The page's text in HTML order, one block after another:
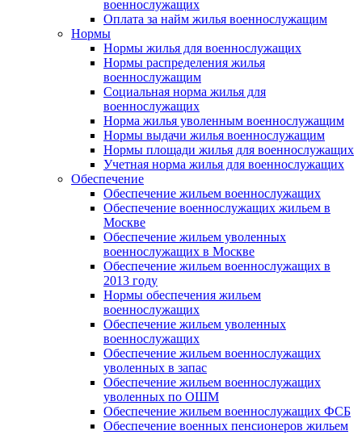
военнослужащих
Оплата за найм жилья военнослужащим
Нормы
Нормы жилья для военнослужащих
Нормы распределения жилья
военнослужащим
Социальная норма жилья для
военнослужащих
Норма жилья уволенным военнослужащим
Нормы выдачи жилья военнослужащим
Нормы площади жилья для военнослужащих
Учетная норма жилья для военнослужащих
Обеспечение
Обеспечение жильем военнослужащих
Обеспечение военнослужащих жильем в
Москве
Обеспечение жильем уволенных
военнослужащих в Москве
Обеспечение жильем военнослужащих в
2013 году
Нормы обеспечения жильем
военнослужащих
Обеспечение жильем уволенных
военнослужащих
Обеспечение жильем военнослужащих
уволенных в запас
Обеспечение жильем военнослужащих
уволенных по ОШМ
Обеспечение жильем военнослужащих ФСБ
Обеспечение военных пенсионеров жильем